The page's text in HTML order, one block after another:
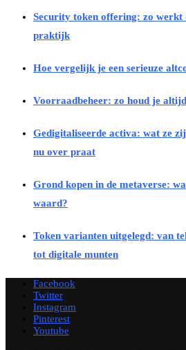
Security token offering: zo werkt
praktijk
Hoe vergelijk je een serieuze
Voorraadbeheer: zo houd je
Gedigitaliseerde activa: wat ze
nu over praat
Grond kopen in de metaverse:
waard?
Token varianten uitgelegd: van
tot digitale munten
Facebook
Twitter
Instagram
Pinterest
Youtube